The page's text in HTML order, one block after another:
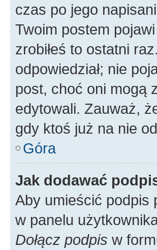
czas po jego
Twoim postem
zrobiłeś to ostatni
odpowiedział; nie
post, choć oni mogą
edytowali. Zauważ,
gdy ktoś już na nie
Góra
Jak dodawać
Aby umieścić podpis
w panelu
Dołącz podpis w